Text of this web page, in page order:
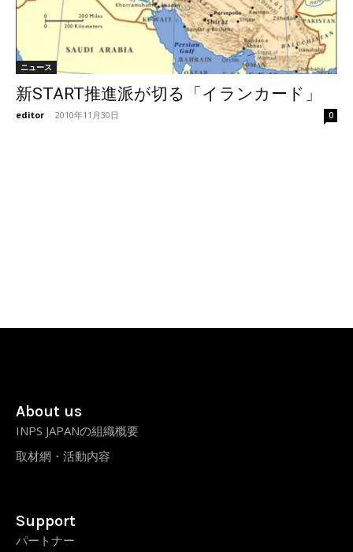
ニュース
新START推進派が切る「イランカード」
editor - 2010年11月30日 0
About us
INPS JAPANの組織概要
取材網・活動内容
Support
パートナー